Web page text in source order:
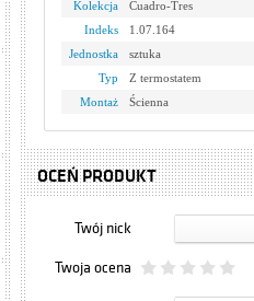
Kolekcja
Cuadro-Tres
Indeks
1.07.164
Jednostka
sztuka
Typ
Z termostatem
Montaż
Ścienna
OCEŃ PRODUKT
Twój nick
Twoja ocena